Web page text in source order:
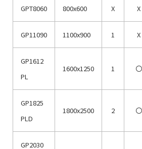
GPT8060 800x600 X X
GP11090 1100x900 1 X
GP1612
PL
1600x1250 1 〇
GP1825
PLD
1800x2500 2 〇
GP2030